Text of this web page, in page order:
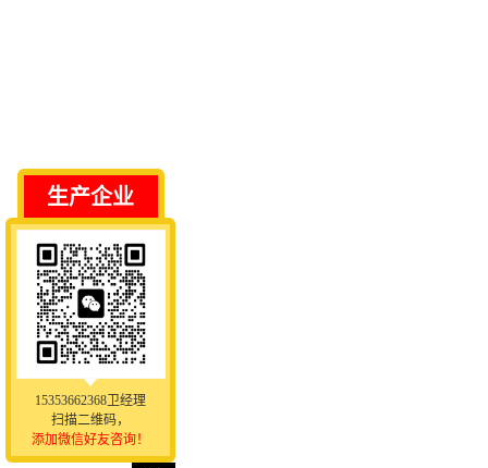
生产企业
15353662368卫经理
扫描二维码，
添加微信好友咨询！